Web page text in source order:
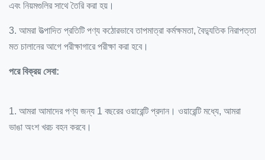
এবং নিয়মগুলির সাথে তৈরি করা হয়।
3. আমরা উত্পাদিত প্রতিটি পণ্য কঠোরভাবে তাপমাত্রা কর্মক্ষমতা, বৈদ্যুতিক নিরাপত্তা
মত চালানের আগে পরীক্ষাগারে পরীক্ষা করা হবে।
পরে বিক্রয় সেবা:
1. আমরা আমাদের পণ্য জন্য 1 বছরের ওয়ারেন্টি প্রদান। ওয়ারেন্টি মধ্যে, আমরা
ভাঙা অংশ খরচ বহন করবে।